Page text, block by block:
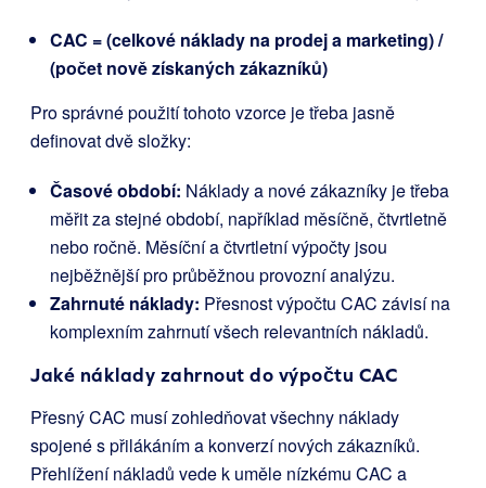
CAC = (celkové náklady na prodej a marketing) /
(počet nově získaných zákazníků)
Pro správné použití tohoto vzorce je třeba jasně
definovat dvě složky:
Časové období: Náklady a nové zákazníky je třeba
měřit za stejné období, například měsíčně, čtvrtletně
nebo ročně. Měsíční a čtvrtletní výpočty jsou
nejběžnější pro průběžnou provozní analýzu.
Zahrnuté náklady: Přesnost výpočtu CAC závisí na
komplexním zahrnutí všech relevantních nákladů.
Jaké náklady zahrnout do výpočtu CAC
Přesný CAC musí zohledňovat všechny náklady
spojené s přilákáním a konverzí nových zákazníků.
Přehlížení nákladů vede k uměle nízkému CAC a